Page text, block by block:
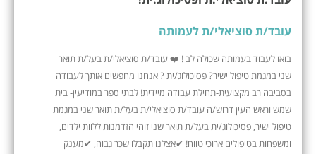
עובד/ת סוציאלי/ת לעמותה
בואו לעבוד בעמותה שכולה לב ! ❤️ עובד/ת סוציאלי/ת בעל/ת תואר
שני במגמת טיפול ישיר? פסיכולוג/ית ? אנחנו מחפשים אותך לעבודה
בסביבה רב מקצועית-תחילת עבודה מיידית! לבתי ספר במודיעין- בית
שמש וראש העין דרוש/ה עובד/ת סוציאלי/ת בעל/ת תואר שני במגמת
טיפול ישיר, פסיכולוג/ית בעל/ת תואר שני זוהי הזדמנות ללוות ילדים,
ומשפחות בטיפולים ארוכי טווח! ✔אצלנו תקבלו שכר גבוה, ✔מענק